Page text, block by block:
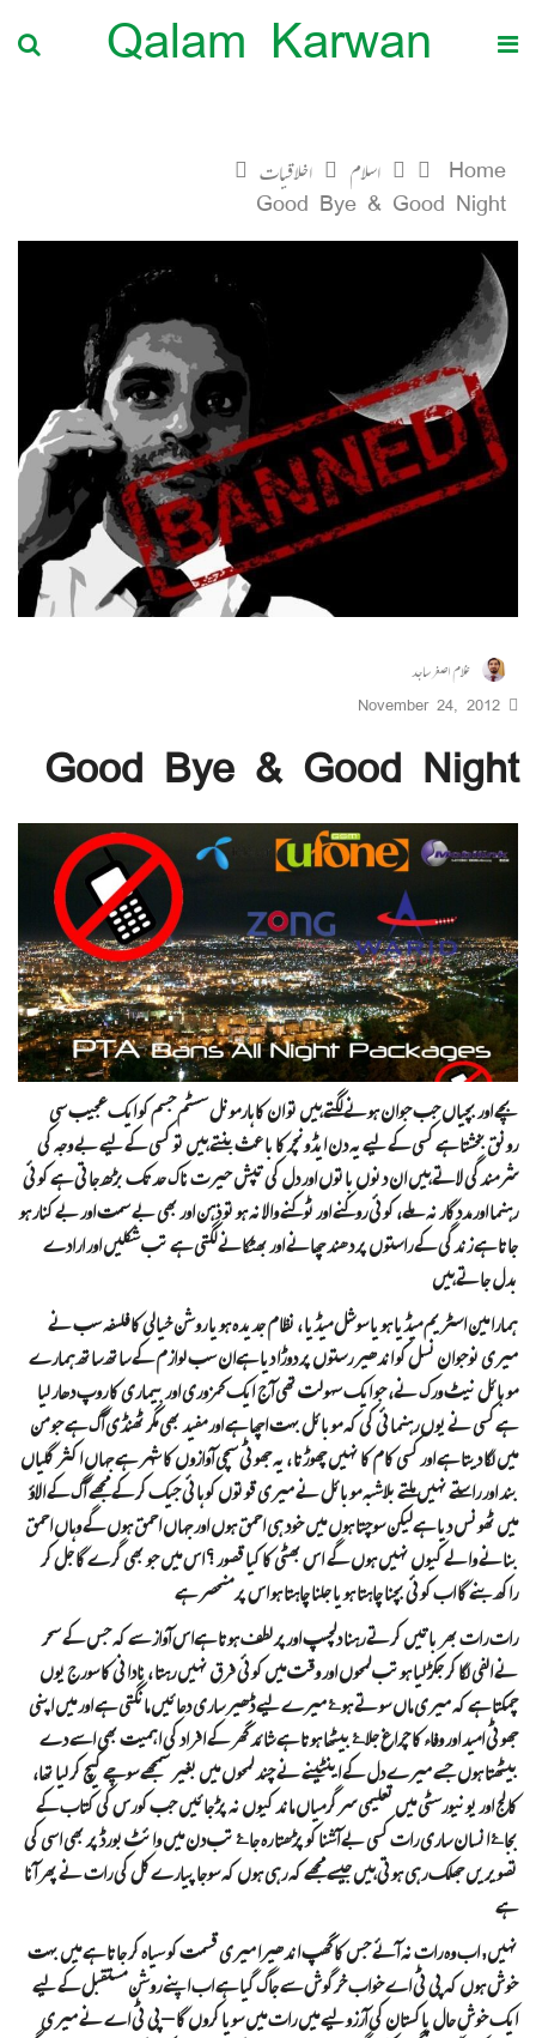
Qalam Karwan
Home اسلام
اخلاقیات
Good Bye & Good Night
غلام اصغر ساجد
November 24, 2012
Good Bye & Good Night
بچے اور بچیاں جب جوان ہونے لگتے ہیں تو ان کا ہارمونل سسٹم جسمکو ایک عجیب سی
رونق بخشتا ہے کسی کے لیے یہ دن ایڈونچر کا با عث بنتے ہیں تو کسی کے لیے بے وجہ کی
شرمندگی لاتے ہیں ان دنوں باتوں اور دل کی تپش حیرت ناک حد تک بڑھ جاتی ہے کوئی
رہنما اور مددگار نہ ملے، کوئی روکنے اور ٹوکنے والا نہ ہو تو ذہن اور بھی بے سمت اور بے کنار ہو
جاتا ہے زندگی کے راستوں پر دھند چھانے اور بھٹکانے لگتی ہے تب شکلیں اور ارادے
بدل جاتے ہیں
ہمارا مین اسٹریم میڈیا ہو یا سوشل میڈیا ، نظام جدیدہ ہو یا روشن خیالی کا فلسفہ سب نے
میری نوجوان نسل کو اندھیر رستوں پر دوڑا دیا ہےان سب لوازم کے ساتھ ساتھ ہمارے
موبائل نیٹ ورک نے، جو ایک سہولت تھی آج ایک کمزوری اور بیماری کا روپ دھار لیا
ہےکسی نے یوں رہنمائی کی کہ موبائل بہت اچھا ہے اور مفید بھی مگر ٹھنڈی آگ ہے جو من
میں لگا دیتا ہے اور کسی کام کا نہیں چھوڑتا ، یہ جھوٹی سچی آوازوں کا شہر ہے جہاں اکثر گلیاں
بند اور راستے نہیں ملتے بلاشبہ موبائل نے میری قوتوں کو ہائی جیک کر کے مجھے آگ کے الاؤ
میں ٹھونس دیا ہےلیکن سوچتا ہوں میں خود ہی احمق ہوں اور جہاں احمق ہوں گے وہاں احمق
بنانے والے کیوں نہیں ہوں گے اس بھٹی کا کیا قصور ؟ اس میں جو بھی گرے گا جل کر
راکھ بنے گا اب کوئی بچنا چاہتا ہو یا جلنا چاہتا ہو اس پر منحصر ہے
رات رات بھر باتیں کرتے رہنا دلچسپ اورپر لطف ہوتا ہےاس آواز سے کہ جس کے سحر
نے الفی لگا کر جکڑ لیا ہوتب لمحوں اور وقت میں کوئی فرق نہیں رہتا ، نادانی کا سورج یوں
چمکتا ہے کہ میری ماں سوتے ہوۓ میرے لیے ڈھیر ساری دعائیں مانگتی ہے اور میں اپنی
جھوٹی امید اور وفاء کا چراغ جلاۓ بیٹھا ہوتا ہے شائد گھر کے افراد کی اہمیت بھی اسے دے
بیٹھتا ہوں جسے میرے دل کے اینٹینے نے چند لمحوں میں بغیر سمجھے سوچے کیچ کر لیا تھا،
کالج اور یونیورسٹی میں تعلیمی سرگرمیاں ماند کیوں نہ پڑ جائیں جب کورس کی کتاب کے
بجاۓ انسان ساری رات کسی بے آشنا کو پڑھتا رہ جاۓ تب دن میں وائٹ بورڈ پر بھی اسی کی
تصویریں جھلک رہی ہوتی ہیں جیسے مجھے کہ رہی ہوں کہ سوجا پیارےکل کی رات نے پھر آنا
ہے
نہیں, اب وہ رات نہ آئے جس کا گھپ اندھیرا میری قسمت کو سیاہ کر جاتا ہے میں بہت
خوش ہوں کہ پی ٹی اے خواب خرگوش سے جاگ گیا ہے اب اپنے روشن مستقبل کے لیے
ایک خوش حال پاکستان کی آرزو لیے میں رات میں سویا کروں گا – پی ٹی اے نے میری